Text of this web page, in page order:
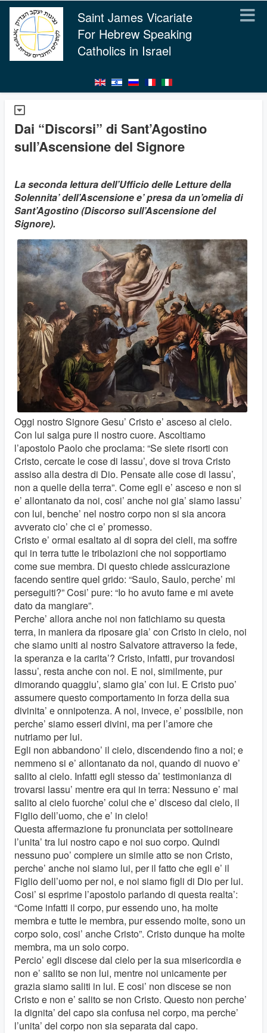
Saint James Vicariate
For Hebrew Speaking
Catholics in Israel
Dai “Discorsi” di Sant’Agostino
sull’Ascensione del Signore
La seconda lettura dell’Ufficio delle Letture della
Solennita’ dell’Ascensione e’ presa da un’omelia di
Sant’Agostino (Discorso sull’Ascensione del
Signore).
Oggi nostro Signore Gesu’ Cristo e’ asceso al cielo.
Con lui salga pure il nostro cuore. Ascoltiamo
l’apostolo Paolo che proclama: “Se siete risorti con
Cristo, cercate le cose di lassu’, dove si trova Cristo
assiso alla destra di Dio. Pensate alle cose di lassu’,
non a quelle della terra”. Come egli e’ asceso e non si
e’ allontanato da noi, cosi’ anche noi gia’ siamo lassu’
con lui, benche’ nel nostro corpo non si sia ancora
avverato cio’ che ci e’ promesso.
Cristo e’ ormai esaltato al di sopra dei cieli, ma soffre
qui in terra tutte le tribolazioni che noi sopportiamo
come sue membra. Di questo chiede assicurazione
facendo sentire quel grido: “Saulo, Saulo, perche’ mi
perseguiti?” Cosi’ pure: “Io ho avuto fame e mi avete
dato da mangiare”.
Perche’ allora anche noi non fatichiamo su questa
terra, in maniera da riposare gia’ con Cristo in cielo, noi
che siamo uniti al nostro Salvatore attraverso la fede,
la speranza e la carita’? Cristo, infatti, pur trovandosi
lassu’, resta anche con noi. E noi, similmente, pur
dimorando quaggiu’, siamo gia’ con lui. E Cristo puo’
assumere questo comportamento in forza della sua
divinita’ e onnipotenza. A noi, invece, e’ possibile, non
perche’ siamo esseri divini, ma per l’amore che
nutriamo per lui.
Egli non abbandono’ il cielo, discendendo fino a noi; e
nemmeno si e’ allontanato da noi, quando di nuovo e’
salito al cielo. Infatti egli stesso da’ testimonianza di
trovarsi lassu’ mentre era qui in terra: Nessuno e’ mai
salito al cielo fuorche’ colui che e’ disceso dal cielo, il
Figlio dell’uomo, che e’ in cielo!
Questa affermazione fu pronunciata per sottolineare
l’unita’ tra lui nostro capo e noi suo corpo. Quindi
nessuno puo’ compiere un simile atto se non Cristo,
perche’ anche noi siamo lui, per il fatto che egli e’ il
Figlio dell’uomo per noi, e noi siamo figli di Dio per lui.
Cosi’ si esprime l’apostolo parlando di questa realta’:
“Come infatti il corpo, pur essendo uno, ha molte
membra e tutte le membra, pur essendo molte, sono un
corpo solo, cosi’ anche Cristo”. Cristo dunque ha molte
membra, ma un solo corpo.
Percio’ egli discese dal cielo per la sua misericordia e
non e’ salito se non lui, mentre noi unicamente per
grazia siamo saliti in lui. E cosi’ non discese se non
Cristo e non e’ salito se non Cristo. Questo non perche’
la dignita’ del capo sia confusa nel corpo, ma perche’
l’unita’ del corpo non sia separata dal capo.